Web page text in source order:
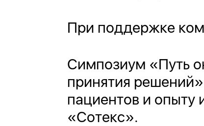
При поддержке
Симпозиум «Путь
принятия
пациентов и опыту
«Сотекс».